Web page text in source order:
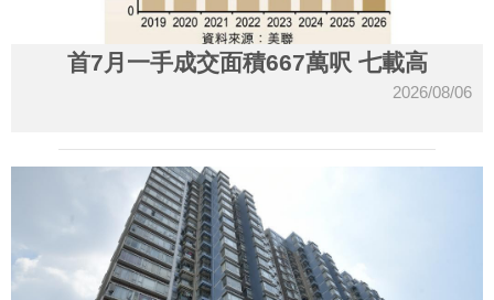
首7月一手成交面積667萬呎 七載高
2026/08/06